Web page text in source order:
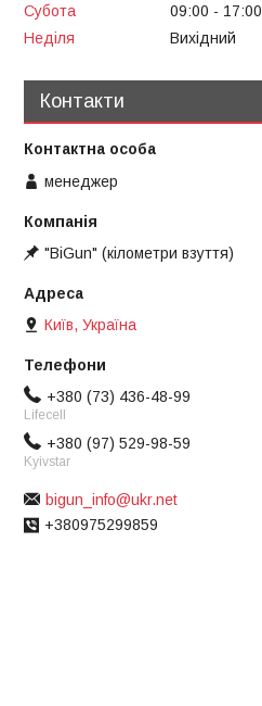
Субота
09:00
17:00
Неділя
Вихідний
Контакти
менеджер
"BiGun" (кілометри взуття)
Київ, Україна
+380 (73) 436-48-99
Lifecell
+380 (97) 529-98-59
Kyivstar
bigun_info@ukr.net
+380975299859